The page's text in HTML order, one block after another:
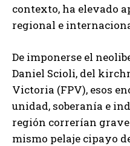
contexto, ha elevado
regional e
De imponerse el
Daniel Scioli, del
Victoria (FPV), esos
unidad, soberanía e
región correrían
mismo pelaje cipayo